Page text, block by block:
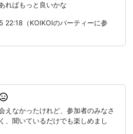
ればもっと良いかな
（KOIKOIのパーティーに参
えなかったけれど、参加者のみなさ
、聞いているだけでも楽しめまし